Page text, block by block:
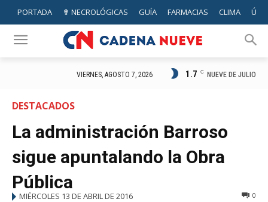
PORTADA ✟ NECROLÓGICAS GUÍA FARMACIAS CLIMA
VIERNES, AGOSTO 7, 2026 1.7 C NUEVE DE JULIO
DESTACADOS
La administración Barroso
sigue apuntalando la Obra
Pública
MIÉRCOLES 13 DE ABRIL DE 2016 0